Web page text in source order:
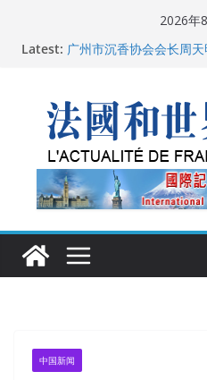
2026年
Latest: 父亲的日记
“没有空调的欧洲”：一场
从一杯沉香叶茶到一缕海
海南沉香文化考察纪行
中国新闻